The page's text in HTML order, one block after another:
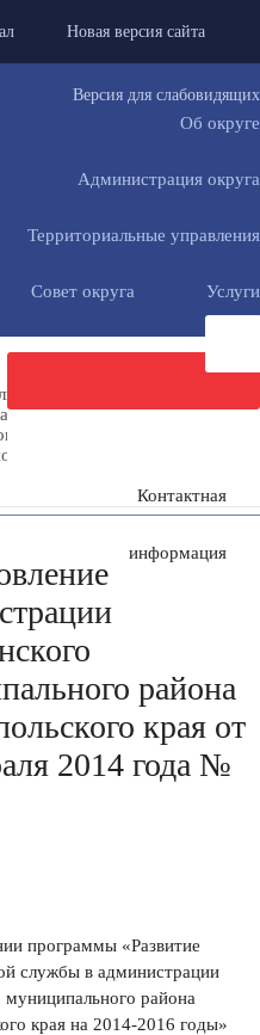
Новая версия сайта
Версия для слабовидящих
Об округе
Администрация округа
Территориальные управления
Совет округа Услуги
сообщение
Контактная
информация
сотрудников
администрации
Ставропольского края от 25
района
края от
2014 года №
программы «Развитие
службы в администрации
муниципального района
края на 2014-2016 годы»